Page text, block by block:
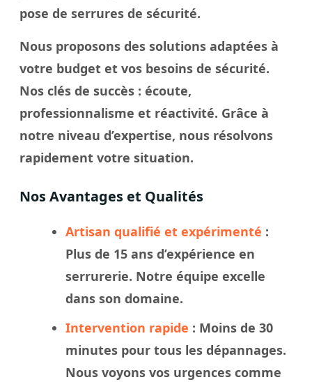
pose de serrures de sécurité.
Nous proposons des solutions adaptées à
votre budget et vos besoins de sécurité.
Nos clés de succès : écoute,
professionnalisme et réactivité. Grâce à
notre niveau d’expertise, nous résolvons
rapidement votre situation.
Nos Avantages et Qualités
Artisan qualifié et expérimenté :
Plus de 15 ans d’expérience en
serrurerie. Notre équipe excelle
dans son domaine.
Intervention rapide : Moins de 30
minutes pour tous les dépannages.
Nous voyons vos urgences comme